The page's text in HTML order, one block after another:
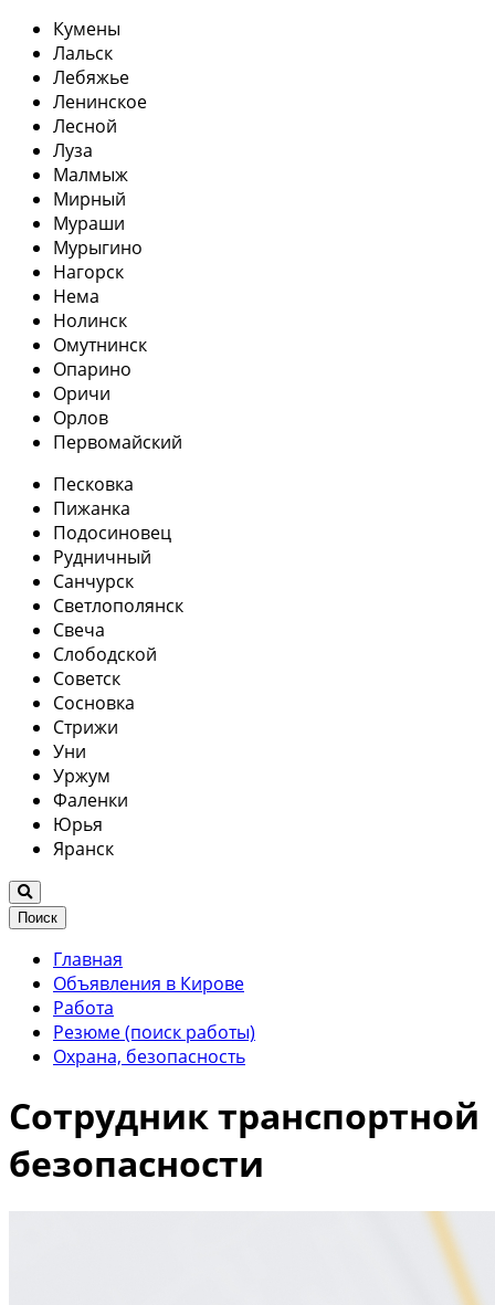
Кумены
Лальск
Лебяжье
Ленинское
Лесной
Луза
Малмыж
Мирный
Мураши
Мурыгино
Нагорск
Нема
Нолинск
Омутнинск
Опарино
Оричи
Орлов
Первомайский
Песковка
Пижанка
Подосиновец
Рудничный
Санчурск
Светлополянск
Свеча
Слободской
Советск
Сосновка
Стрижи
Уни
Уржум
Фаленки
Юрья
Яранск
Поиск
Главная
Объявления в Кирове
Работа
Резюме (поиск работы)
Охрана, безопасность
Сотрудник транспортной
безопасности